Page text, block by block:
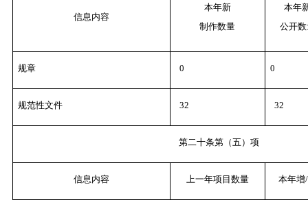
信息内容
本年新
制作数量
本年
公开
规章 0 0
规范性文件 32 32
第二十条第（五）项
信息内容 上一年项目数量 本年增